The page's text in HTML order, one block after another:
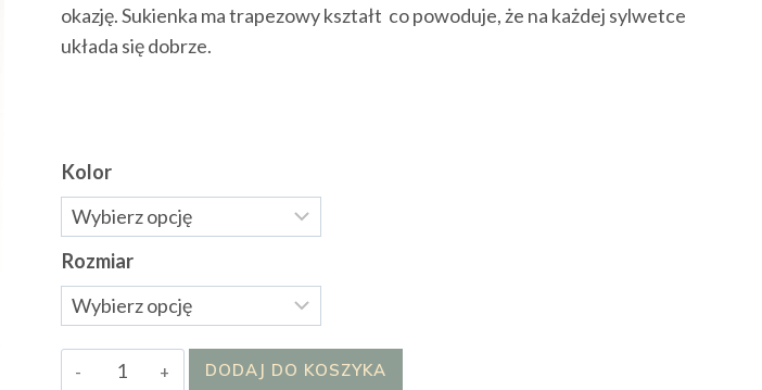
okazję. Sukienka ma trapezowy kształt co powoduje, że na każdej sylwetce
układa się dobrze.
Kolor
Rozmiar
ilość
DODAJ DO KOSZYKA